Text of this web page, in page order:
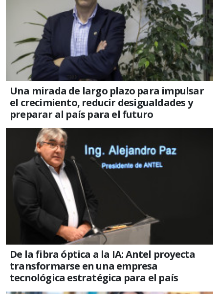
Una mirada de largo plazo para impulsar
el crecimiento, reducir desigualdades y
preparar al país para el futuro
De la fibra óptica a la IA: Antel proyecta
transformarse en una empresa
tecnológica estratégica para el país